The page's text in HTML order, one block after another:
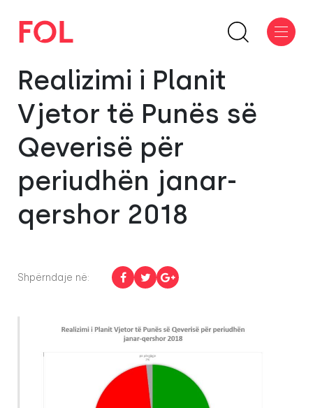
Realizimi i Planit
Vjetor të Punës së
Qeverisë për
periudhën janar-
qershor 2018
Shpërndaje në: